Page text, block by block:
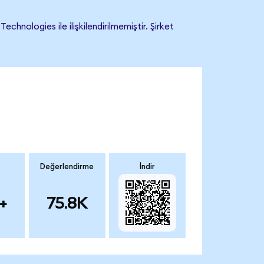
ile ilişkilendirilmemiştir. Şirket
Değerlendirme
75.8K
İndir